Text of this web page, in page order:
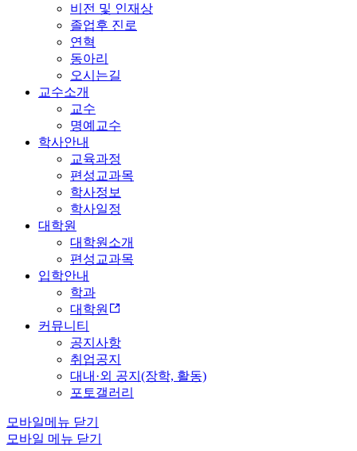
비전 및 인재상
졸업후 진로
연혁
동아리
오시는길
교수소개
교수
명예교수
학사안내
교육과정
편성교과목
학사정보
학사일정
대학원
대학원소개
편성교과목
입학안내
학과
대학원
커뮤니티
공지사항
취업공지
대내·외 공지(장학, 활동)
포토갤러리
모바일메뉴 닫기
모바일 메뉴 닫기